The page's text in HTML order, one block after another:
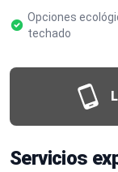
Opciones
techado
Servicios